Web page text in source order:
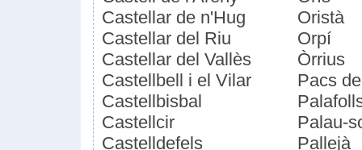
Castellar de n'Hug
Castellar del Riu
Castellar del Vallès
Castellbell i el Vilar
Castellbisbal
Castellcir
Castelldefels
Oristà
Orpí
Òrrius
Pacs
Palau-
Pallejà